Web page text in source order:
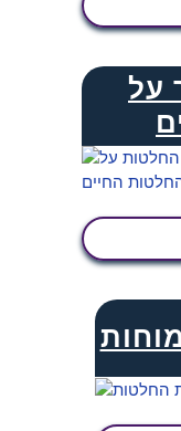
על